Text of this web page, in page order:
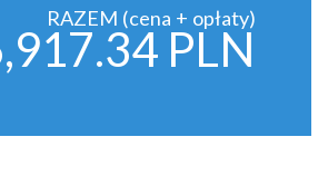
RAZEM (cena + opłaty)
PLN